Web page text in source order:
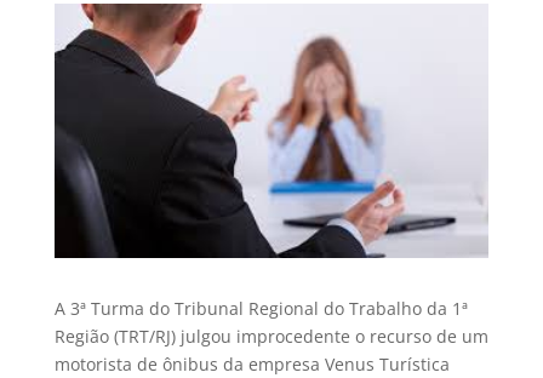
A 3ª Turma do Tribunal Regional do Trabalho da 1ª
Região (TRT/RJ) julgou improcedente o recurso de um
motorista de ônibus da empresa Venus Turística